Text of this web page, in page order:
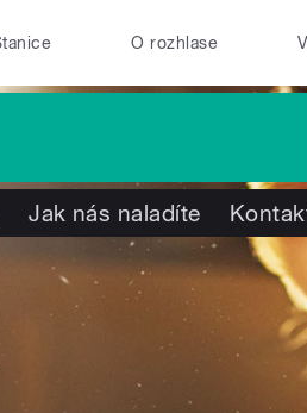
O rozhlase
Jak nás naladíte